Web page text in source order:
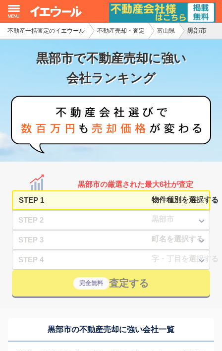
不動産一括査定のイエウール 不動産売却・査定 富山県 黒部市
黒部市で不動産売却に強い
会社ランキング
黒部市の厳選された最大6社が査定
STEP 1
STEP 2
STEP 3
STEP 4
完全無料 査定する
黒部市の不動産売却に強い会社一覧
イエウール加盟希望の不動産会社様
初めての方へ
不動産の売却・一括査定
家査定シミュレーター
お問い合わせ